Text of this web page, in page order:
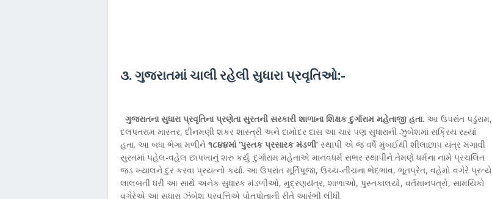
૩. ગુજરાતમાં ચાલી રહેલી સુધારા પ્રવૃતિઓ:-
ગુજરાતના સુધારા પ્રવૃતિના પ્રણેતા સુરતની સરકારી શાળાના શિક્ષક દુર્ગારામ મહેતાજી હતા. આ ઉપરાંત પડુંરામ,
દલપતરામ માસ્તર, દીનમણી શંકર શાસ્ત્રી અને દામોદર દાસ આ ચાર પણ સુધારાની ઝુબેશમાં સક્રિય રહ્યાં
હતા. આ બધા ભેગા મળીને ૧૮૪૪માં ‘પુસ્તક પ્રસારક મંડળી’ સ્થાપી એ જ વર્ષે મુંબઈથી શીલાછાપ યંત્ર મંગાવી
સુરતમાં પહેલ-વહેલ છાપખાનું શરુ કર્યું. દુર્ગારામ મહેતાએ માનવધર્મ સભર સ્થાપીને તેમણે ધર્મના નામે પ્રચલિત
જડ ખ્યાલને દુર કરવા પ્રયત્નો કર્યા. આ ઉપરાંત મૂર્તિપૂજા, ઉચ્ચ-નીચના ભેદભાવ, ભૂતપ્રેત, વહેમો વગેરે પ્રત્યે
લાલબતી ધરી આ સાથે અનેક સુધારક મંડળીઓ, મુદ્રણયંત્ર, શાળાઓ, પુસ્તકાલયો, વર્તમાનપત્રો, સામયિકો
વગેરેએ આ સુધારા ઝુંબેશ પ્રવૃત્તિએ પોતપોતાની રીતે આરંભી લીધી.